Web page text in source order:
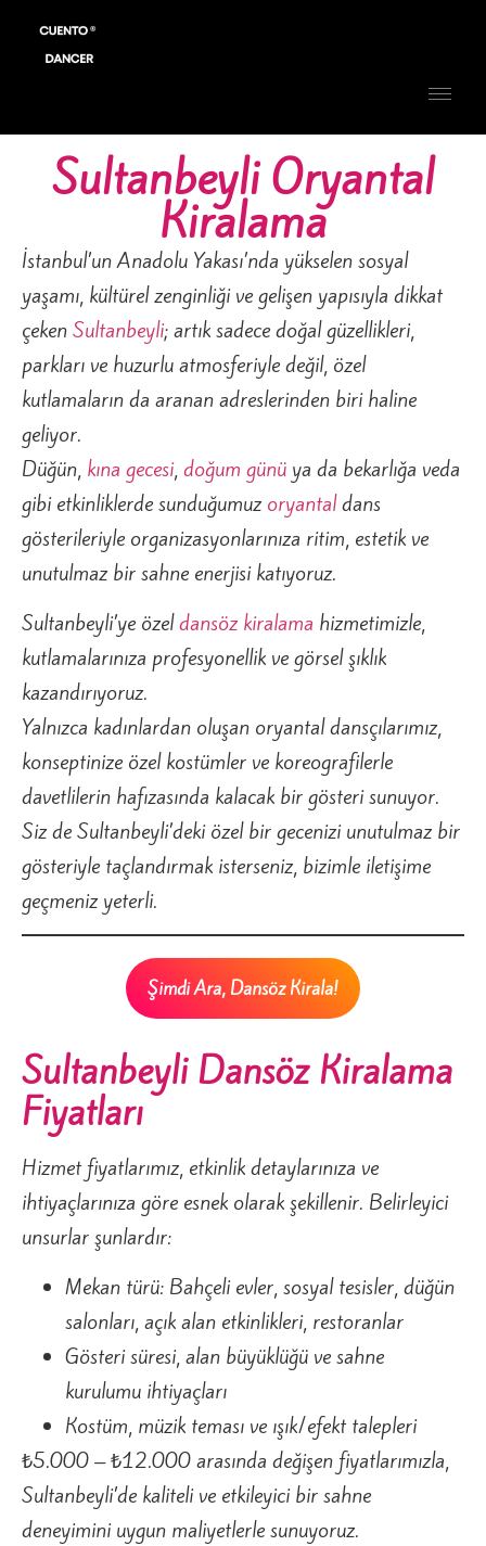
Sultanbeyli Oryantal
Kiralama
İstanbul’un Anadolu Yakası’nda yükselen sosyal
yaşamı, kültürel zenginliği ve gelişen yapısıyla dikkat
çekenSultanbeyli; artık sadece doğal güzellikleri,
parkları ve huzurlu atmosferiyle değil, özel
kutlamaların da aranan adreslerinden biri haline
geliyor.
Düğün, kına gecesi,doğum günü ya da bekarlığa veda
gibi etkinliklerde sunduğumuz oryantaldans
gösterileriyle organizasyonlarınıza ritim, estetik ve
unutulmaz bir sahne enerjisi katıyoruz.
Sultanbeyli’ye özeldansöz kiralama hizmetimizle,
kutlamalarınıza profesyonellik ve görsel şıklık
kazandırıyoruz.
Yalnızca kadınlardan oluşan oryantal dansçılarımız,
konseptinize özel kostümler ve koreografilerle
davetlilerin hafızasında kalacak bir gösteri sunuyor.
Siz de Sultanbeyli’deki özel bir gecenizi unutulmaz bir
gösteriyle taçlandırmak isterseniz, bizimle iletişime
geçmeniz yeterli.
Şimdi Ara, Dansöz Kirala!
Sultanbeyli Dansöz Kiralama
Fiyatları
Hizmet fiyatlarımız, etkinlik detaylarınıza ve
ihtiyaçlarınıza göre esnek olarak şekillenir. Belirleyici
unsurlar şunlardır:
Mekan türü: Bahçeli evler, sosyal tesisler, düğün
salonları, açık alan etkinlikleri, restoranlar
Gösteri süresi, alan büyüklüğü ve sahne
kurulumu ihtiyaçları
Kostüm, müzik teması ve ışık/efekt talepleri
₺5.000 – ₺12.000 arasında değişen fiyatlarımızla,
Sultanbeyli’de kaliteli ve etkileyici bir sahne
deneyimini uygun maliyetlerle sunuyoruz.